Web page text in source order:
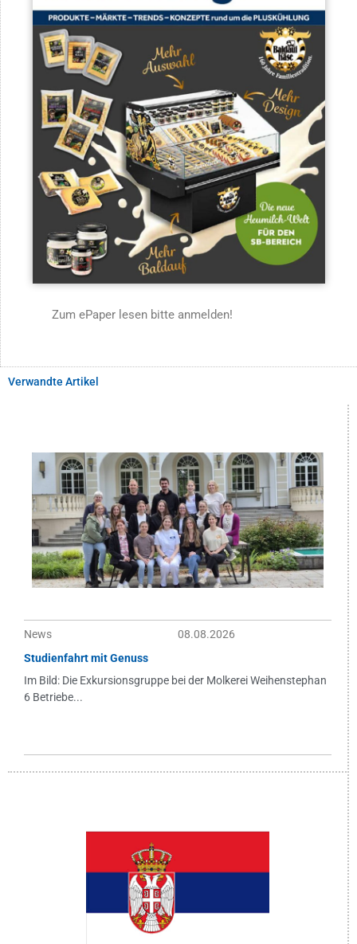
Zum ePaper lesen bitte anmelden!
Verwandte Artikel
News
08.08.2026
Studienfahrt mit Genuss
Im Bild: Die Exkursionsgruppe bei der Molkerei Weihenstephan
6 Betriebe...